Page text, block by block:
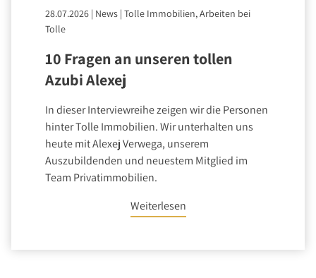
28.07.2026 | News | Tolle Immobilien, Arbeiten bei
Tolle
10 Fragen an unseren tollen
Azubi Alexej
In dieser Interviewreihe zeigen wir die Personen
hinter Tolle Immobilien. Wir unterhalten uns
heute mit Alexej Verwega, unserem
Auszubildenden und neuestem Mitglied im
Team Privatimmobilien.
Weiterlesen